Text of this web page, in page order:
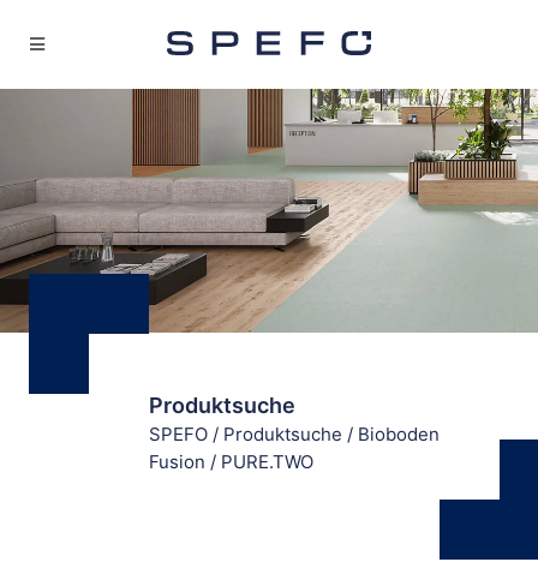
Produktsuche
SPEFO / Produktsuche / Bioboden
Fusion / PURE.TWO